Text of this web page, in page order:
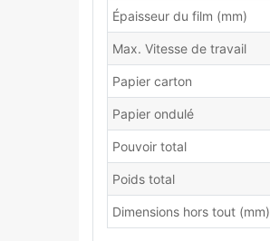
Épaisseur du film (mm)
Max. Vitesse de travail
Papier carton
Papier ondulé
Pouvoir total
Poids total
Dimensions hors tout (mm)